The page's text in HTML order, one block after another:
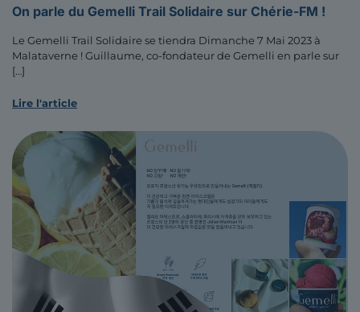
On parle du Gemelli Trail Solidaire sur Chérie-FM !
Le Gemelli Trail Solidaire se tiendra Dimanche 7 Mai 2023 à
Malataverne ! Guillaume, co-fondateur de Gemelli en parle sur
[…]
Lire l'article